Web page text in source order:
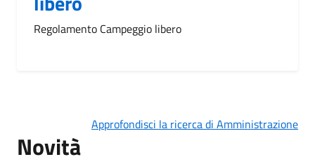
Regolamento Campeggio libero
Approfondisci la ricerca di Amministrazione
Novità